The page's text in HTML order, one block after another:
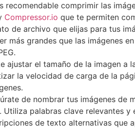
comprimir las
Compressor.io que te permiten
de archivo que elijas para tus
más grandes que las imágenes
ajustar el tamaño de la imagen a
la velocidad de carga de la
de nombrar tus imágenes de
palabras clave relevantes y
de texto alternativas que